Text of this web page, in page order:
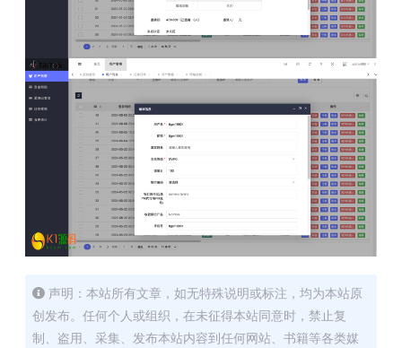
声明：本站所有文章，如无特殊说明或标注，均为本站原
创发布。任何个人或组织，在未征得本站同意时，禁止复
制、盗用、采集、发布本站内容到任何网站、书籍等各类媒